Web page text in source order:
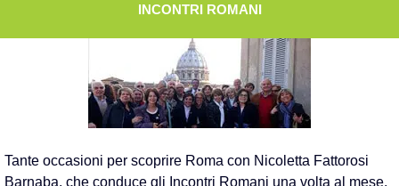
INCONTRI ROMANI
Tante occasioni per scoprire Roma con Nicoletta Fattorosi
Barnaba, che conduce gli Incontri Romani una volta al mese.